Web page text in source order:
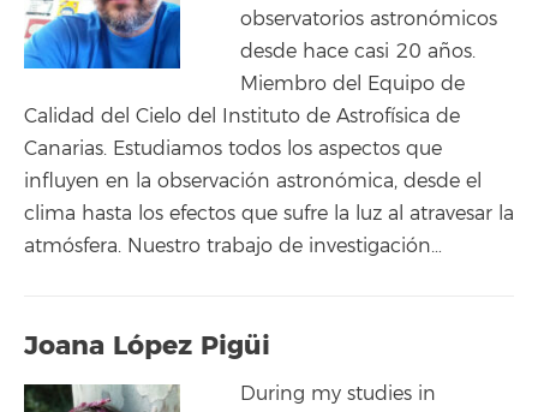
observatorios astronómicos
desde hace casi 20 años.
Miembro del Equipo de
Calidad del Cielo del Instituto de Astrofísica de
Canarias. Estudiamos todos los aspectos que
influyen en la observación astronómica, desde el
clima hasta los efectos que sufre la luz al atravesar la
atmósfera. Nuestro trabajo de investigación…
Joana López Pigüi
During my studies in